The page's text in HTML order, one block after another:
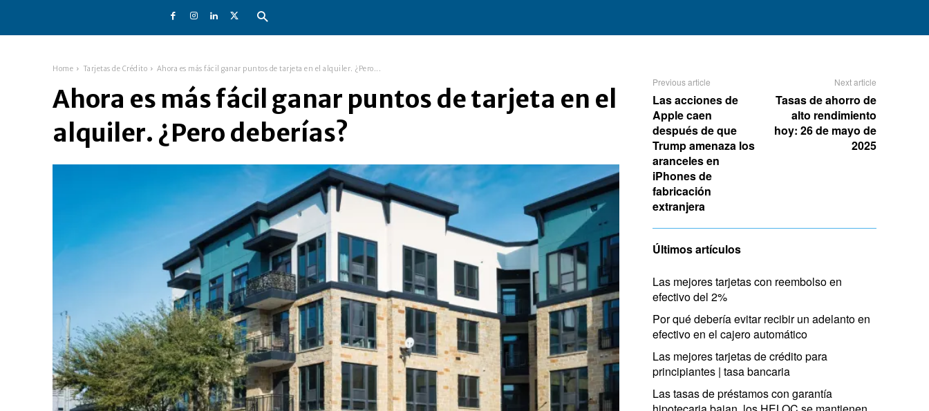
Home Tarjetas de Crédito Ahora es más fácil ganar puntos de tarjeta en el alquiler. ¿Pero...
Ahora es más fácil ganar puntos de tarjeta en el
alquiler. ¿Pero deberías?
Previous article
Las acciones de
Apple caen
después de que
Trump amenaza los
aranceles en
iPhones de
fabricación
extranjera
Next article
Tasas de ahorro de
alto rendimiento
hoy: 26 de mayo de
2025
Últimos artículos
Las mejores tarjetas con reembolso en
efectivo del 2%
Por qué debería evitar recibir un adelanto en
efectivo en el cajero automático
Las mejores tarjetas de crédito para
principiantes | tasa bancaria
Las tasas de préstamos con garantía